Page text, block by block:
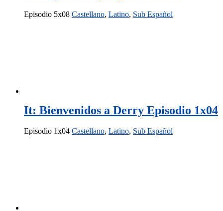
Episodio 5x08 Castellano, Latino, Sub Español
It: Bienvenidos a Derry Episodio 1x04
Episodio 1x04 Castellano, Latino, Sub Español